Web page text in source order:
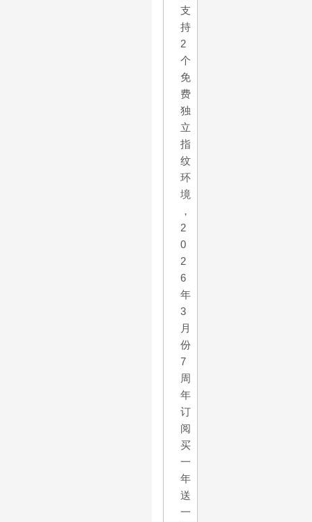
支
持
2
个
免
费
独
立
指
纹
环
境
，
2
0
2
6
年
3
月
份
7
周
年
订
阅
买
一
年
送
一